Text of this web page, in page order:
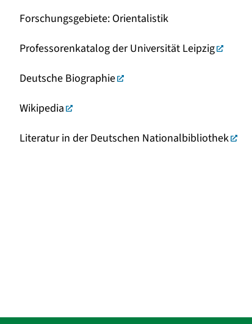
Forschungsgebiete: Orientalistik
Professorenkatalog der Universität Leipzig
Deutsche Biographie
Wikipedia
Literatur in der Deutschen Nationalbibliothek